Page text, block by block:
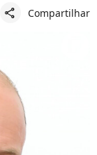
share Compartilhar